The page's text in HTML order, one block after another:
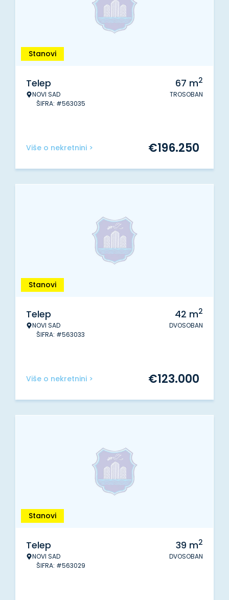
Stanovi
Telep
NOVI SAD
ŠIFRA: #563035
67 m2
TROSOBAN
Više o nekretnini > €196.250
Stanovi
Telep
NOVI SAD
ŠIFRA: #563033
42 m2
DVOSOBAN
Više o nekretnini > €123.000
Stanovi
Telep
NOVI SAD
ŠIFRA: #563029
39 m2
DVOSOBAN